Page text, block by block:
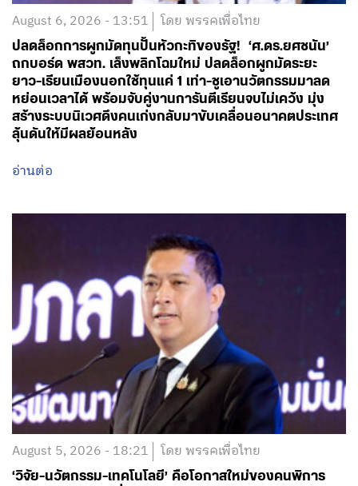
August 6, 2026 - 13:51 โดย พรรคเพื่อไทย
ปลดล็อกการผูกมัดทุนปั้นหัวกะทิของรัฐ! ‘ศ.ดร.ยศชนัน’
ถกบอร์ด พสวท. เล็งพลิกโฉมใหม่ ปลดล็อกผูกมัดระยะ
ยาว-เรียนเมืองนอกใช้ทุนแค่ 1 เท่า-ชูเอานวัตกรรมมาลด
หย่อนเวลาได้ พร้อมจับคู่งานการันตีเรียนจบไม่เคว้ง มุ่ง
สร้างระบบนิเวศดึงคนเก่งกลับมาขับเคลื่อนอนาคตประเทศ
ลุ้นดันให้มีผลย้อนหลัง
อ่านต่อ
August 5, 2026 - 18:21 โดย พรรคเพื่อไทย
‘วิจัย-นวัตกรรม-เทคโนโลยี’ คือโอกาสใหม่ของคนพิการ